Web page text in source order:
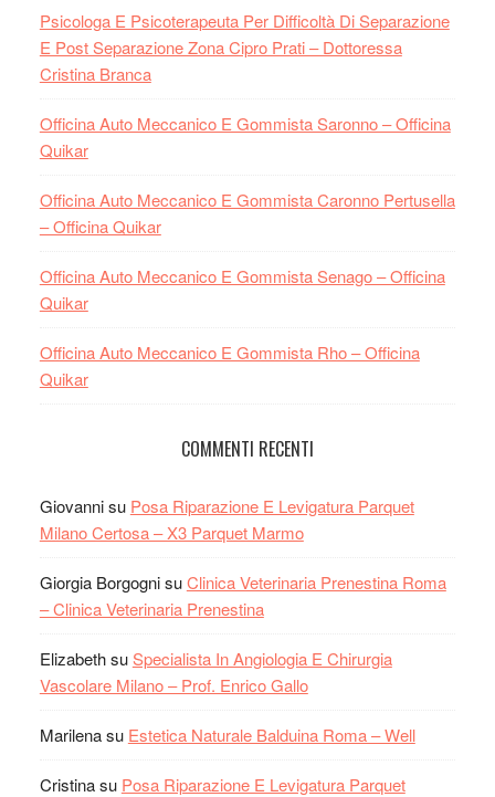
Psicologa E Psicoterapeuta Per Difficoltà Di Separazione
E Post Separazione Zona Cipro Prati – Dottoressa
Cristina Branca
Officina Auto Meccanico E Gommista Saronno – Officina
Quikar
Officina Auto Meccanico E Gommista Caronno Pertusella
– Officina Quikar
Officina Auto Meccanico E Gommista Senago – Officina
Quikar
Officina Auto Meccanico E Gommista Rho – Officina
Quikar
COMMENTI RECENTI
Giovannisu Posa Riparazione E Levigatura Parquet
Milano Certosa – X3 Parquet Marmo
Giorgia BorgognisuClinica Veterinaria Prenestina Roma
– Clinica Veterinaria Prenestina
ElizabethsuSpecialista In Angiologia E Chirurgia
Vascolare Milano – Prof. Enrico Gallo
Marilenasu Estetica Naturale Balduina Roma – Well
Cristinasu Posa Riparazione E Levigatura Parquet